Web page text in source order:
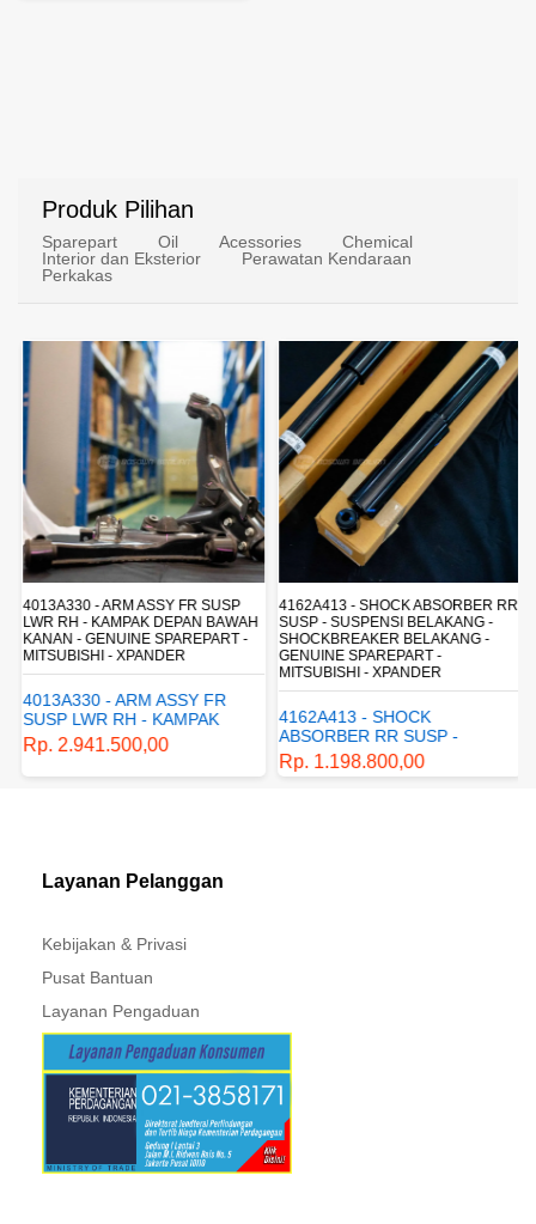
Produk Pilihan
Sparepart Oil Acessories
Chemical
Interior dan Eksterior
Perawatan Kendaraan
Perkakas
4013A330 - ARM ASSY FR SUSP
LWR RH - KAMPAK DEPAN BAWAH
KANAN - GENUINE SPAREPART -
MITSUBISHI - XPANDER
4013A330 - ARM ASSY FR
SUSP LWR RH - KAMPAK
DEPAN BAWAH KANAN -
GENUINE SPAREPART -
MITSUBISHI - XPANDER
Rp. 2.941.500,00
4162A413 - SHOCK ABSORBER RR
SUSP - SUSPENSI BELAKANG -
SHOCKBREAKER BELAKANG -
GENUINE SPAREPART -
MITSUBISHI - XPANDER
4162A413 - SHOCK
ABSORBER RR SUSP -
SUSPENSI BELAKANG -
SHOCKBREAKER BELAKANG
Rp. 1.198.800,00
Layanan Pelanggan
Kebijakan & Privasi
Pusat Bantuan
Layanan Pengaduan